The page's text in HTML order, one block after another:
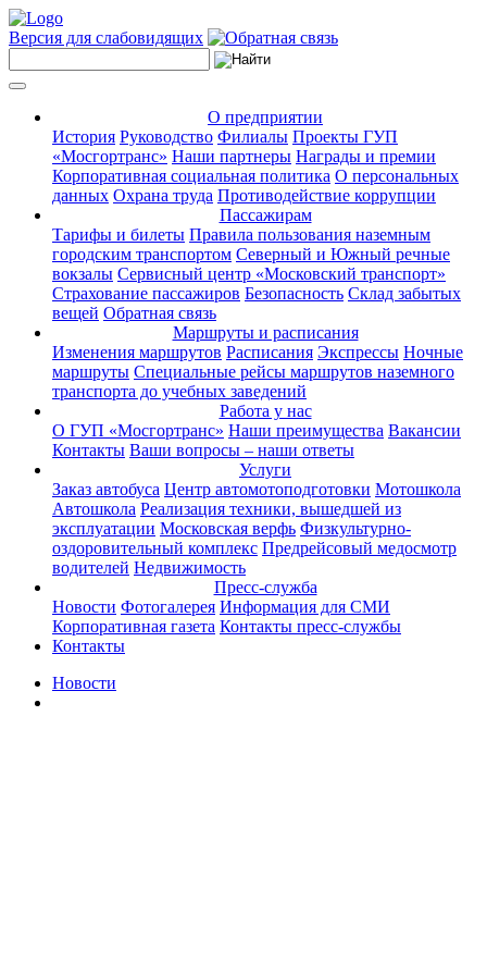
Версия для слабовидящих
О предприятии
История Руководство Филиалы Проекты ГУП
«Мосгортранс» Наши партнеры Награды и премии
Корпоративная социальная политика О персональных
данных Охрана труда Противодействие коррупции
Пассажирам
Тарифы и билеты Правила пользования наземным
городским транспортом Северный и Южный речные
вокзалы Сервисный центр «Московский транспорт»
Страхование пассажиров Безопасность Склад забытых
вещей Обратная связь
Маршруты и расписания
Изменения маршрутов Расписания Экспрессы Ночные
маршруты Специальные рейсы маршрутов наземного
транспорта до учебных заведений
Работа у нас
О ГУП «Мосгортранс» Наши преимущества Вакансии
Контакты Ваши вопросы – наши ответы
Услуги
Заказ автобуса Центр автомотоподготовки Мотошкола
Автошкола Реализация техники, вышедшей из
эксплуатации Московская верфь Физкультурно-
оздоровительный комплекс Предрейсовый медосмотр
водителей Недвижимость
Пресс-служба
Новости Фотогалерея Информация для СМИ
Корпоративная газета Контакты пресс-службы
Контакты
Новости